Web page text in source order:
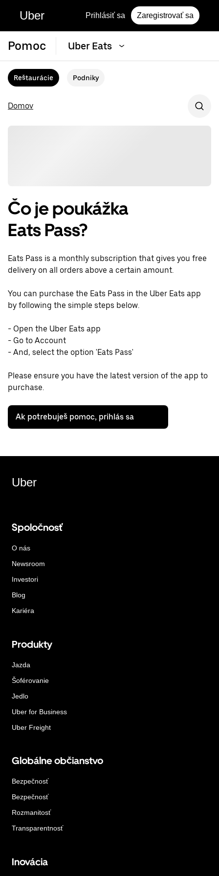
Uber Prihlásiť sa Zaregistrovať sa
Pomoc Uber Eats
Reštaurácie Podniky
Domov
Čo je poukážka
Eats Pass?
Eats Pass is a monthly subscription that gives you free
delivery on all orders above a certain amount.
You can purchase the Eats Pass in the Uber Eats app
by following the simple steps below.
- Open the Uber Eats app
- Go to Account
- And, select the option 'Eats Pass'
Please ensure you have the latest version of the app to
purchase.
Ak potrebuješ pomoc, prihlás sa
Uber
Spoločnosť
O nás
Newsroom
Investori
Blog
Kariéra
Produkty
Jazda
Šoférovanie
Jedlo
Uber for Business
Uber Freight
Globálne občianstvo
Bezpečnosť
Bezpečnosť
Rozmanitosť
Transparentnosť
Inovácia